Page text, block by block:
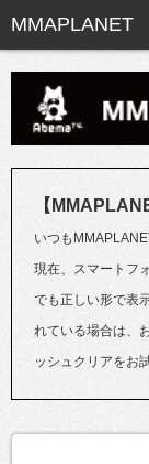
【
いつも
現在、スマートフ
でも正しい形で表
れている場合は、
ッシュクリアをお